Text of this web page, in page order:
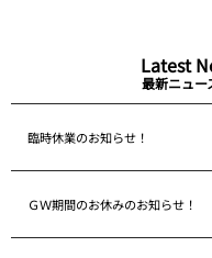
Latest
最新ニュー
臨時休業のお知らせ！
ＧＷ期間のお休みのお知らせ！